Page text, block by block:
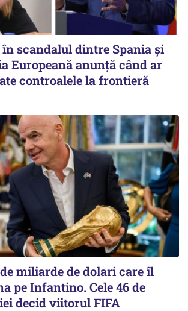
scandalul dintre Spania și
Europeană anunță când ar
controalele la frontieră
miliarde de dolari care îl
pe Infantino. Cele 46 de
decid viitorul FIFA